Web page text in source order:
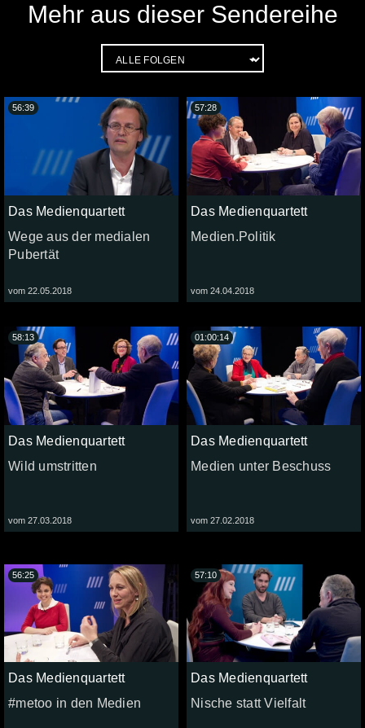
Mehr aus dieser Sendereihe
Das Medienquartett
Wege aus der medialen
Pubertät
vom 22.05.2018
56:39
Das Medienquartett
Medien.Politik
vom 24.04.2018
57:28
Das Medienquartett
Wild umstritten
vom 27.03.2018
58:13
Das Medienquartett
Medien unter Beschuss
vom 27.02.2018
01:00:14
Das Medienquartett
#metoo in den Medien
56:25
Das Medienquartett
Nische statt Vielfalt
57:10